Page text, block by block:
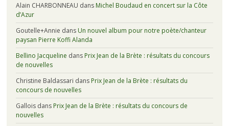
Alain CHARBONNEAU dans Michel Boudaud en concert sur la Côte
d’Azur
Goutelle+Annie dans Un nouvel album pour notre poète/chanteur
paysan Pierre Koffi Alanda
Bellino Jacqueline dans Prix Jean de la Brète : résultats du concours
de nouvelles
Christine Baldassari dans Prix Jean de la Brète : résultats du
concours de nouvelles
Galloisdans Prix Jean de la Brète : résultats du concours de
nouvelles